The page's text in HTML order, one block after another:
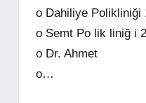
o Dahiliye Polikliniği
o Semt Po lik liniğ i 2
o Dr. Ahmet
o…